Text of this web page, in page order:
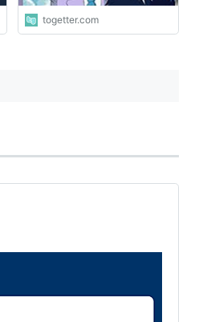
togetter.com